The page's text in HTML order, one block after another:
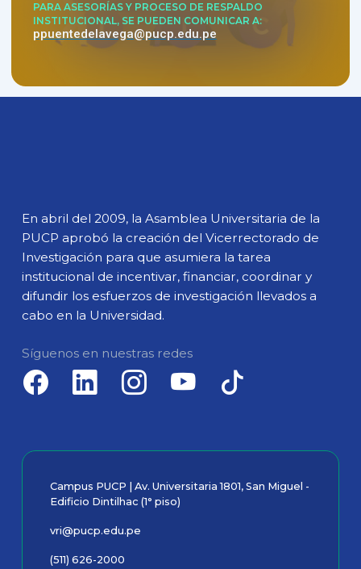
PARA ASESORÍAS Y PROCESO DE RESPALDO
INSTITUCIONAL, SE PUEDEN COMUNICAR A
ppuentedelavega@pucp.edu.pe
En abril del 2009, la Asamblea Universitaria de la
PUCP aprobó la creación del Vicerrectorado de
Investigación para que asumiera la tarea
institucional de incentivar, financiar, coordinar y
difundir los esfuerzos de investigación llevados a
cabo en la Universidad.
Síguenos en nuestras redes
Campus PUCP | Av. Universitaria 1801, San Miguel -
Edificio Dintilhac (1° piso)
vri@pucp.edu.pe
(511) 626-2000